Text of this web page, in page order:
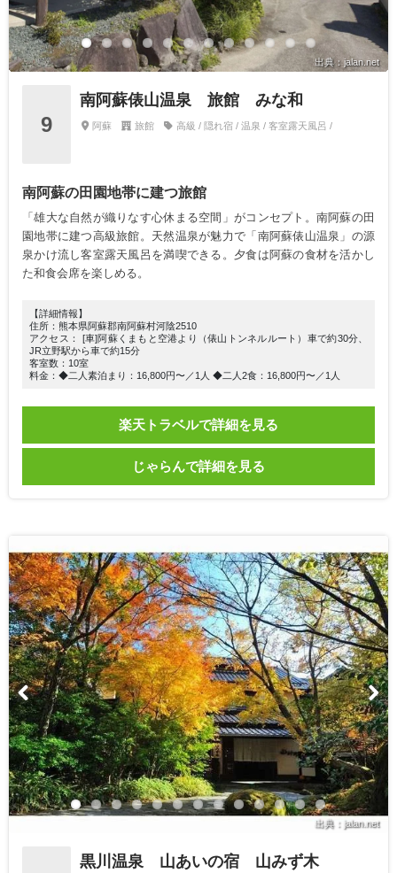
出典：jalan.net
9
南阿蘇俵山温泉 旅館 みな和
阿蘇 旅館 高級 / 隠れ宿 / 温泉 / 客室露天風呂 /
南阿蘇の田園地帯に建つ旅館
「雄大な自然が織りなす心休まる空間」がコンセプト。南阿蘇の田
園地帯に建つ高級旅館。天然温泉が魅力で「南阿蘇俵山温泉」の源
泉かけ流し客室露天風呂を満喫できる。夕食は阿蘇の食材を活かし
た和食会席を楽しめる。
【詳細情報】
住所：熊本県阿蘇郡南阿蘇村河陰2510
アクセス： [車]阿蘇くまもと空港より（俵山トンネルルート）車で約30分、
JR立野駅から車で約15分
客室数：10室
料金：◆二人素泊まり：16,800円〜／1人 ◆二人2食：16,800円〜／1人
楽天トラベルで詳細を見る
じゃらんで詳細を見る
出典：jalan.net
黒川温泉 山あいの宿 山みず木